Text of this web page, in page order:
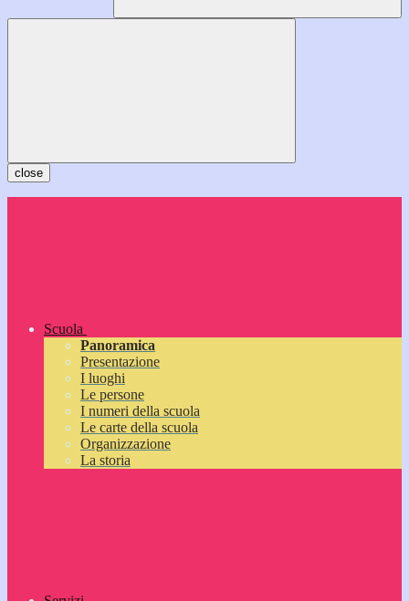
close
Scuola
Panoramica
Presentazione
I luoghi
Le persone
I numeri della scuola
Le carte della scuola
Organizzazione
La storia